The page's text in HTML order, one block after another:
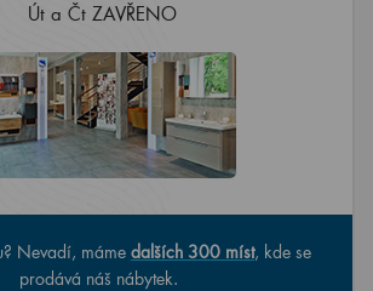
Út a Čt ZAVŘENO
Nevadí, máme dalších 300 míst, kde se
prodává náš nábytek.